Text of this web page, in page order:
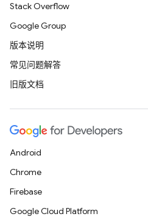
Stack Overflow
Google Group
版本说明
常见问题解答
旧版文档
Android
Chrome
Firebase
Google Cloud Platform